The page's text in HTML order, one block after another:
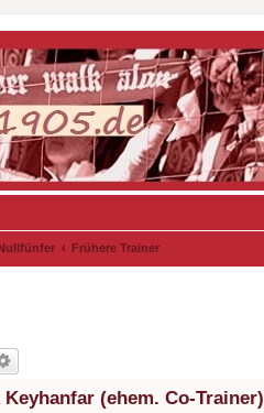
Frühere Trainer
Keyhanfar (ehem. Co-Trainer)